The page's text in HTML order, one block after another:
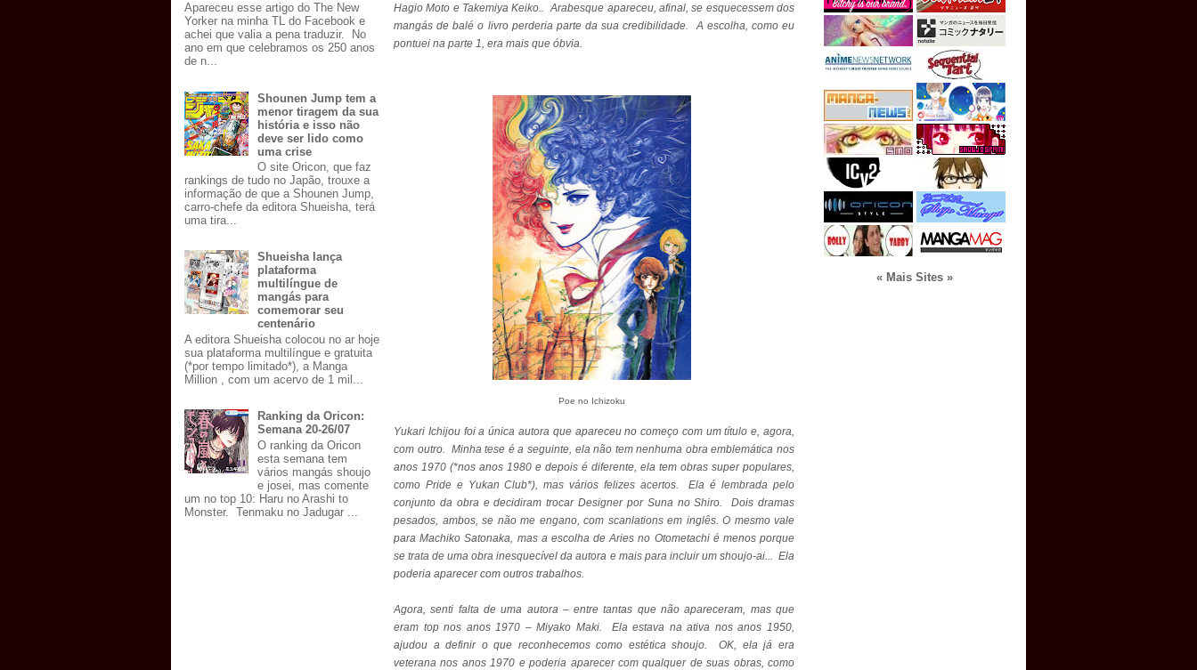
Apareceu esse artigo do The New
Yorker na minha TL do Facebook e
achei que valia a pena traduzir. No
ano em que celebramos os 250 anos
de n...
Shounen Jump tem a
menor tiragem da sua
história e isso não
deve ser lido como
uma crise
O site Oricon, que faz
rankings de tudo no Japão, trouxe a
informação de que a Shounen Jump,
carro-chefe da editora Shueisha, terá
uma tira...
Shueisha lança
plataforma
multilíngue de
mangás para
comemorar seu
centenário
A editora Shueisha colocou no ar hoje
sua plataforma multilíngue e gratuita
(*por tempo limitado*), a Manga
Million , com um acervo de 1 mil...
Ranking da Oricon:
Semana 20-26/07
O ranking da Oricon
esta semana tem
vários mangás shoujo
e josei, mas comente
um no top 10: Haru no Arashi to
Monster. Tenmaku no Jadugar ...
Hagio Moto e Takemiya Keiko.. Arabesque apareceu, afinal, se esquecessem dos
mangás de balé o livro perderia parte da sua credibilidade. A escolha, como eu
pontuei na parte 1, era mais que óbvia.
Poe no Ichizoku
Yukari Ichijou foi a única autora que apareceu no começo com um título e, agora,
com outro. Minha tese é a seguinte, ela não tem nenhuma obra emblemática nos
anos 1970 (*nos anos 1980 e depois é diferente, ela tem obras super populares,
como Pride e Yukan Club*), mas vários felizes acertos. Ela é lembrada pelo
conjunto da obra e decidiram trocar Designer por Suna no Shiro. Dois dramas
pesados, ambos, se não me engano, com scanlations em inglês. O mesmo vale
para Machiko Satonaka, mas a escolha de Aries no Otometachi é menos porque
se trata de uma obra inesquecível da autora e mais para incluir um shoujo-ai... Ela
poderia aparecer com outros trabalhos.
Agora, senti falta de uma autora – entre tantas que não apareceram, mas que
eram top nos anos 1970 – Miyako Maki. Ela estava na ativa nos anos 1950,
ajudou a definir o que reconhecemos como estética shoujo. OK, ela já era
veterana nos anos 1970 e poderia aparecer com qualquer de suas obras, como
« Mais Sites »